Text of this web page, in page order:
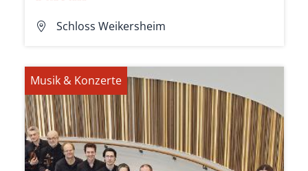
Schloss Weikersheim
Musik & Konzerte